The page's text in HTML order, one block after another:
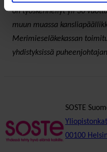
on työskennellyt yli 30
muun muassa
Merimieseläkekassan
yhdistyksissä
SOSTE
00100